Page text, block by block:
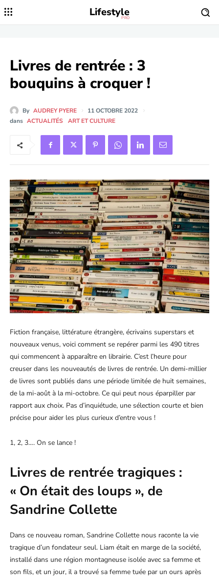
Lifestyle
PRO
Livres de rentrée : 3
bouquins à croquer !
By AUDREY PYERE
11 OCTOBRE 2022
dans ACTUALITÉS ART ET CULTURE
Fiction française, littérature étrangère, écrivains superstars et
nouveaux venus, voici comment se repérer parmi les 490 titres
qui commencent à apparaître en librairie. C’est l’heure pour
creuser dans les nouveautés de livres de rentrée. Un demi-millier
de livres sont publiés dans une période limitée de huit semaines,
de la mi-août à la mi-octobre. Ce qui peut nous éparpiller par
rapport aux choix. Pas d’inquiétude, une sélection courte et bien
précise pour aider les plus curieux d’entre vous !
1, 2, 3…. On se lance !
Livres de rentrée tragiques :
« On était des loups », de
Sandrine Collette
Dans ce nouveau roman, Sandrine Collette nous raconte la vie
tragique d’un fondateur seul. Liam était en marge de la société,
installé dans une région montagneuse isolée avec sa femme et
son fils, et un jour, il a trouvé sa femme tuée par un ours après